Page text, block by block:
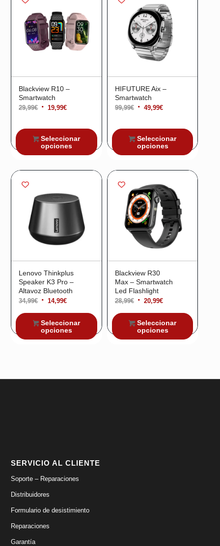
Blackview R10 –
Smartwatch
29,99€ El
original
era:
29,99€.
19,99€El
actual
es:
19,99€.
Seleccionar
opciones
HIFUTURE Aix –
Smartwatch
99,99€ El
original
era:
99,99€.
49,99€El
actual
es:
49,99€.
Seleccionar
opciones
Lenovo Thinkplus
Speaker K3 Pro –
Altavoz Bluetooth
34,99€ El
precio
original
era:
14,99€El
precio
actual
¡Oferta!
Seleccionar
opciones
Blackview R30
Max – Smartwatch
Led Flashlight
28,99€ El
precio
original
era:
20,99€El
precio
actual
¡Oferta!
Seleccionar
opciones
SERVICIO AL CLIENTE
Soporte – Reparaciones
Distribuidores
Formulario de desistimiento
Reparaciones
Garantía